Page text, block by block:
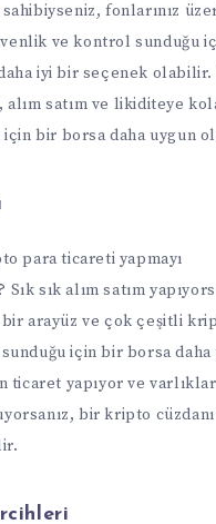
fonlarınız
ve kontrol sunduğu
iyi bir seçenek
alım satım ve likiditeye
için bir borsa daha uygun
para ticareti yapmayı
sık alım satım
bir arayüz ve çok çeşitli
için bir borsa daha
yapıyor ve
bir kripto cüzdanı